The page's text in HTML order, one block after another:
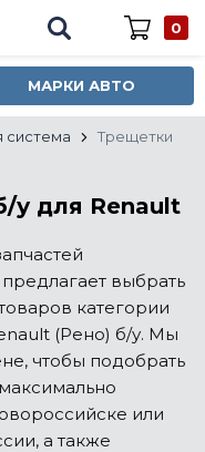
0
МАРКИ АВТО
система
Трещетки
у для Renault
выбрать
категории
(Рено) б/у. Мы
чтобы подобрать
или
а также